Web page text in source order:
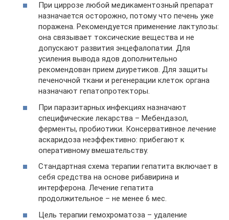
При циррозе любой медикаментозный препарат
назначается осторожно, потому что печень уже
поражена. Рекомендуется применение лактулозы:
она связывает токсические вещества и не
допускают развития энцефалопатии. Для
усиления вывода ядов дополнительно
рекомендован прием диуретиков. Для защиты
печеночной ткани и регенерации клеток органа
назначают гепатопротекторы.
При паразитарных инфекциях назначают
специфические лекарства – Мебендазол,
ферменты, пробиотики. Консервативное лечение
аскаридоза неэффективно: прибегают к
оперативному вмешательству.
Стандартная схема терапии гепатита включает в
себя средства на основе рибавирина и
интерферона. Лечение гепатита
продолжительное – не менее 6 мес.
Цель терапии гемохроматоза – удаление